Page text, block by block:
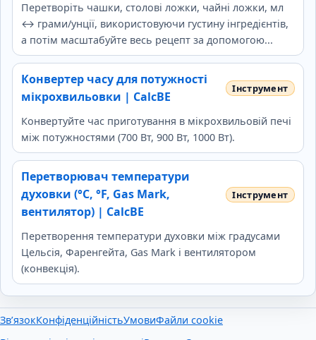
Перетворіть чашки, столові ложки, чайні ложки, мл
↔ грами/унції, використовуючи густину інгредієнтів,
а потім масштабуйте весь рецепт за допомогою...
Конвертер часу для потужності
мікрохвильовки | CalcBE
Конвертуйте час приготування в мікрохвильовій печі
між потужностями (700 Вт, 900 Вт, 1000 Вт).
Перетворювач температури
духовки (°C, °F, Gas Mark,
вентилятор) | CalcBE
Перетворення температури духовки між градусами
Цельсія, Фаренгейта, Gas Mark і вентилятором
(конвекція).
Зв’язокКонфіденційністьУмовиФайли cookie